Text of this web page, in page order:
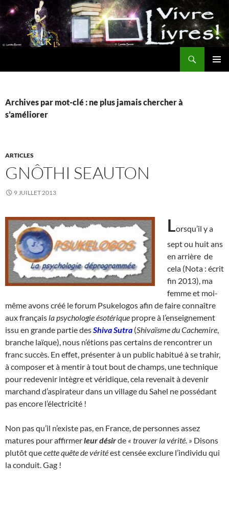
Aller
au
contenu
Archives par mot-clé : ne plus jamais chercher à
s’améliorer
ARTICLES
GNÔTHI SEAUTON
9 JUILLET 2013
Lorsqu’il y a
sept ou huit ans
en arrière de
cela (Nota : écrit
fin 2013), ma
femme et moi-
même avons créé le forum Psukelogos afin de faire connaître
aux français la psychologie ésotérique propre à l’enseignement
issu en grande partie desShiva Sutra (Shivaïsme du Cachemire
branche laïque), nous n’étions pas certains de rencontrer un
franc succès. En effet, présenter à un public habitué à se trahir,
à composer et à mentir à tout bout de champs, une technique
pour redevenir intègre et véridique, cela revenait à devenir
marchand d’aspirateur dans un village du Sahel ne possédant
pas encore l’électricité !
Non pas qu’il n’existe pas, en France, de personnes assez
matures pour affirmerleur désirde « trouver la vérité. » Disons
plutôt quecette quête de véritéest censée exclure l’individu qui
la conduit. Gag !